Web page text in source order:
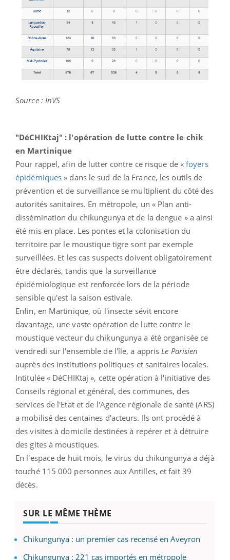
Source : InVS
"DéCHIKtaj" : l'opération de lutte contre le chik
en Martinique
Pour rappel, afin de lutter contre ce risque de «foyers
épidémiques » dans le sud de la France, les outils de
prévention et de surveillance se multiplient du côté des
autorités sanitaires. En métropole, un « Plan anti-
dissémination du chikungunya et de la dengue » a ainsi
été mis en place. Les pontes et la colonisation du
territoire par le moustique tigre sont par exemple
surveillées. Et les cas suspects doivent obligatoirement
être déclarés, tandis que la surveillance
épidémiologique est renforcée lors de la période
sensible qu'est la saison estivale.
Enfin, en Martinique, où l'insecte sévit encore
davantage, une vaste opération de lutte contre le
moustique vecteur du chikungunya a été organisée ce
vendredi sur l'ensemble de l'île, a apprisLe Parisien
auprès des institutions politiques et sanitaires locales.
Intitulée « DéCHIKtaj », cette opération à l'initiative des
Conseils régional et général, des communes, des
services de l'Etat et de l'Agence régionale de santé (ARS)
a mobilisé des centaines d'acteurs. Ils ont procédé à
des visites à domicile destinées à repérer et à détruire
des gites à moustiques.
En l'espace de huit mois, le virus du chikungunya a déjà
touché 115 000 personnes aux Antilles, et fait 39
décès.
SUR LE MÊME THÈME
Chikungunya : un premier cas recensé en Aveyron
Chikungunya : 221 cas importés en métropole